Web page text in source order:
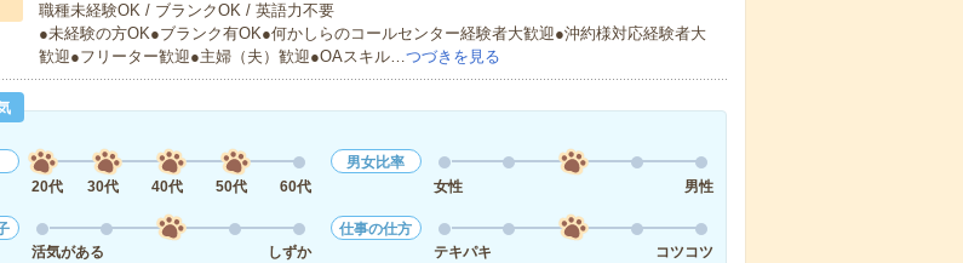
職種未経験OK / ブランクOK / 英語力不要
●未経験の方OK●ブランク有OK●何かしらのコールセンター経験者大歓迎●沖約様対応経験者大
歓迎●フリーター歓迎●主婦（夫）歓迎●OAスキル…つづきを見る
20代
30代 40代 50代 60代
男女比率
女性
男性
活気がある
しずか
仕事の仕方
テキパキ
コツコツ